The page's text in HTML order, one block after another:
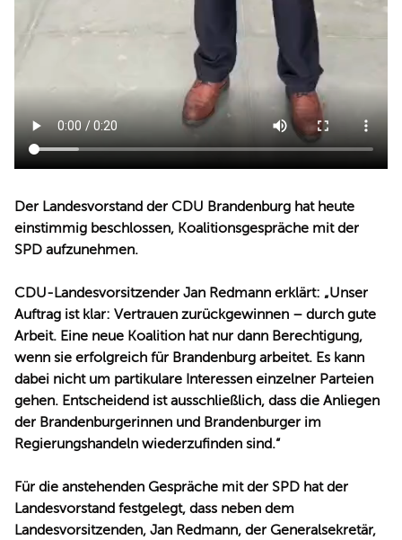
Der Landesvorstand der CDU Brandenburg hat heute
einstimmig beschlossen, Koalitionsgespräche mit der
SPD aufzunehmen.
CDU-Landesvorsitzender Jan Redmann erklärt: „Unser
Auftrag ist klar: Vertrauen zurückgewinnen – durch gute
Arbeit. Eine neue Koalition hat nur dann Berechtigung,
wenn sie erfolgreich für Brandenburg arbeitet. Es kann
dabei nicht um partikulare Interessen einzelner Parteien
gehen. Entscheidend ist ausschließlich, dass die Anliegen
der Brandenburgerinnen und Brandenburger im
Regierungshandeln wiederzufinden sind.“
Für die anstehenden Gespräche mit der SPD hat der
Landesvorstand festgelegt, dass neben dem
Landesvorsitzenden, Jan Redmann, der Generalsekretär,